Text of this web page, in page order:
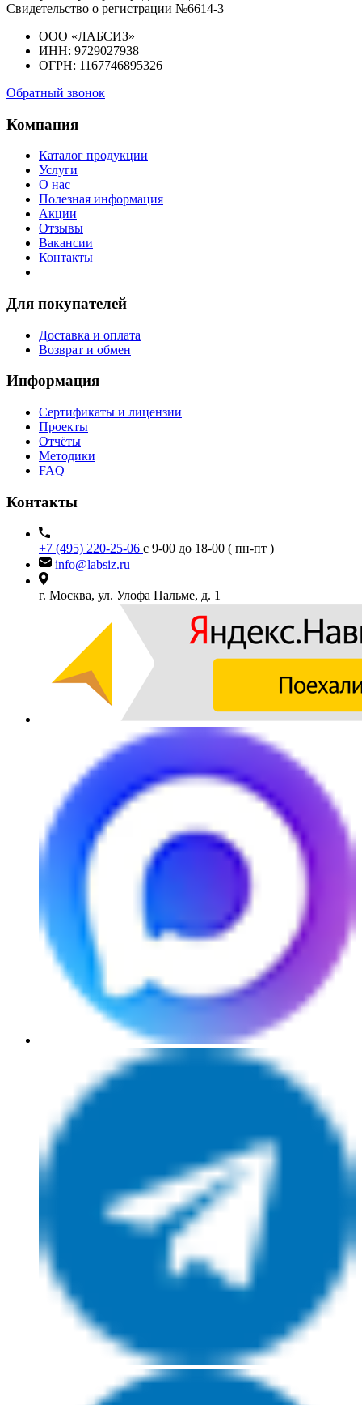
Свидетельство о регистрации №6614-3
ООО «ЛАБСИЗ»
ИНН: 9729027938
ОГРН: 1167746895326
Обратный звонок
Компания
Каталог продукции
Услуги
О нас
Полезная информация
Акции
Отзывы
Вакансии
Контакты
Для покупателей
Доставка и оплата
Возврат и обмен
Информация
Сертификаты и лицензии
Проекты
Отчёты
Методики
FAQ
Контакты
+7 (495) 220-25-06 с 9-00 до 18-00 ( пн-пт )
info@labsiz.ru
г. Москва, ул. Улофа Пальме, д. 1